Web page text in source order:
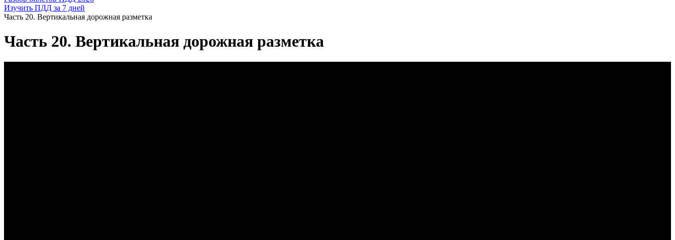
Изучить ПДД за 7 дней
Часть 20. Вертикальная дорожная разметка
Часть 20. Вертикальная дорожная разметка